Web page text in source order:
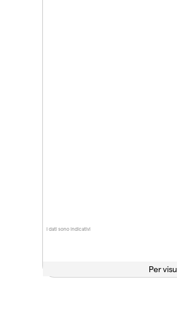
I dati sono indicativi
Per